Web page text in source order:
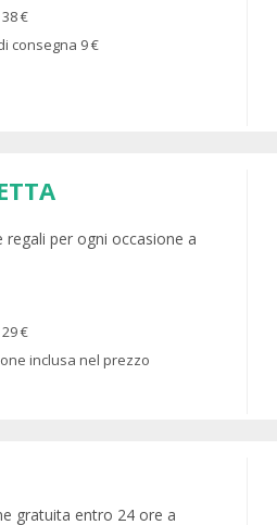
€
consegna 9 €
per ogni occasione a
€
inclusa nel prezzo
gratuita entro 24 ore a